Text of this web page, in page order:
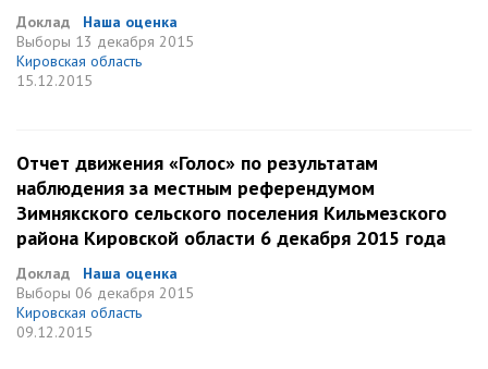
Доклад
Наша оценка
Выборы 13 декабря 2015
Кировская область
15.12.2015
Отчет движения «Голос» по результатам
наблюдения за местным референдумом
Зимнякского сельского поселения Кильмезского
района Кировской области 6 декабря 2015 года
Доклад
Наша оценка
Выборы 06 декабря 2015
Кировская область
09.12.2015